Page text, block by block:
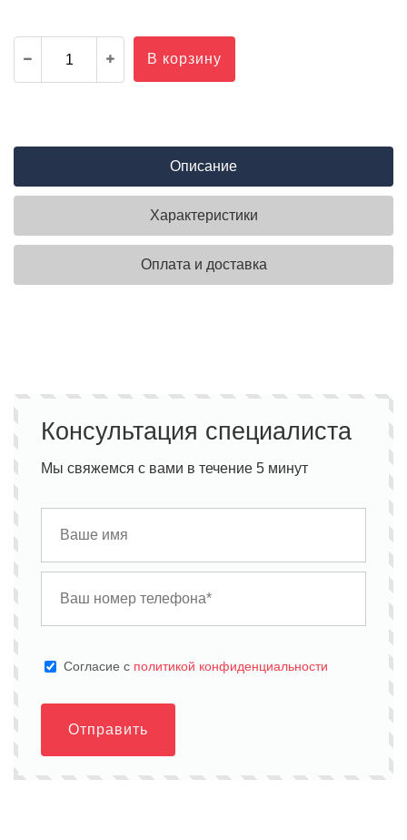
В корзину
Описание
Характеристики
Оплата и доставка
Консультация специалиста
Мы свяжемся с вами в течение 5 минут
Cогласие с политикой конфиденциальности
Отправить